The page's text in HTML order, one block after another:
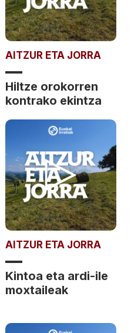
AITZUR ETA JORRA
Hiltze orokorren
kontrako ekintza
AITZUR ETA JORRA
Kintoa eta ardi-ile
moxtaileak